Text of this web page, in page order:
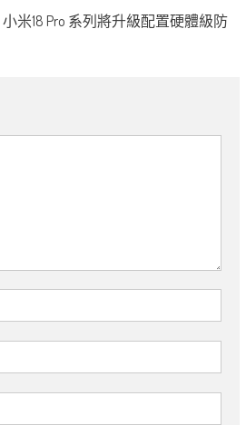
小米18 Pro 系列將升級配置硬體級防